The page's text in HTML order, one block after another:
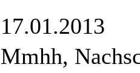
17.01.2013
Mmhh,